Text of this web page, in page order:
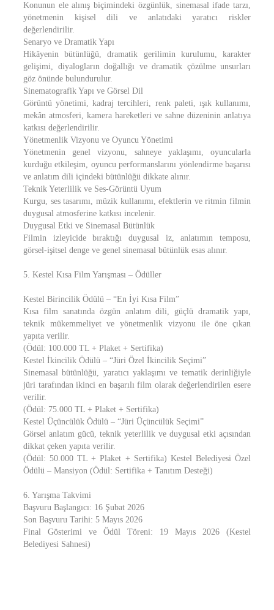
Konunun ele alınış biçimindeki özgünlük, sinemasal ifade tarzı,
yönetmenin kişisel dili ve anlatıdaki yaratıcı riskler
değerlendirilir.
Senaryo ve Dramatik Yapı
Hikâyenin bütünlüğü, dramatik gerilimin kurulumu, karakter
gelişimi, diyalogların doğallığı ve dramatik çözülme unsurları
göz önünde bulundurulur.
Sinematografik Yapı ve Görsel Dil
Görüntü yönetimi, kadraj tercihleri, renk paleti, ışık kullanımı,
mekân atmosferi, kamera hareketleri ve sahne düzeninin anlatıya
katkısı değerlendirilir.
Yönetmenlik Vizyonu ve Oyuncu Yönetimi
Yönetmenin genel vizyonu, sahneye yaklaşımı, oyuncularla
kurduğu etkileşim, oyuncu performanslarını yönlendirme başarısı
ve anlatım dili içindeki bütünlüğü dikkate alınır.
Teknik Yeterlilik ve Ses-Görüntü Uyum
Kurgu, ses tasarımı, müzik kullanımı, efektlerin ve ritmin filmin
duygusal atmosferine katkısı incelenir.
Duygusal Etki ve Sinemasal Bütünlük
Filmin izleyicide bıraktığı duygusal iz, anlatımın temposu,
görsel-işitsel denge ve genel sinemasal bütünlük esas alınır.
5. Kestel Kısa Film Yarışması – Ödüller
Kestel Birincilik Ödülü – “En İyi Kısa Film”
Kısa film sanatında özgün anlatım dili, güçlü dramatik yapı,
teknik mükemmeliyet ve yönetmenlik vizyonu ile öne çıkan
yapıta verilir.
(Ödül: 100.000 TL + Plaket + Sertifika)
Kestel İkincilik Ödülü – “Jüri Özel İkincilik Seçimi”
Sinemasal bütünlüğü, yaratıcı yaklaşımı ve tematik derinliğiyle
jüri tarafından ikinci en başarılı film olarak değerlendirilen esere
verilir.
(Ödül: 75.000 TL + Plaket + Sertifika)
Kestel Üçüncülük Ödülü – “Jüri Üçüncülük Seçimi”
Görsel anlatım gücü, teknik yeterlilik ve duygusal etki açısından
dikkat çeken yapıta verilir.
(Ödül: 50.000 TL + Plaket + Sertifika) Kestel Belediyesi Özel
Ödülü – Mansiyon (Ödül: Sertifika + Tanıtım Desteği)
6. Yarışma Takvimi
Başvuru Başlangıcı: 16 Şubat 2026
Son Başvuru Tarihi: 5 Mayıs 2026
Final Gösterimi ve Ödül Töreni: 19 Mayıs 2026 (Kestel
Belediyesi Sahnesi)